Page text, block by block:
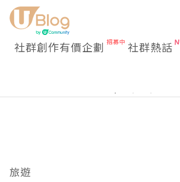
社群創作有價企劃 社群熱話
旅遊